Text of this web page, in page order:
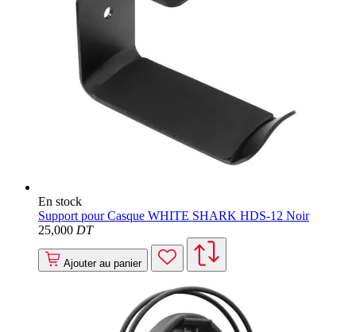
En stock
Support pour Casque WHITE SHARK HDS-12 Noir
25,000 DT
Ajouter au panier